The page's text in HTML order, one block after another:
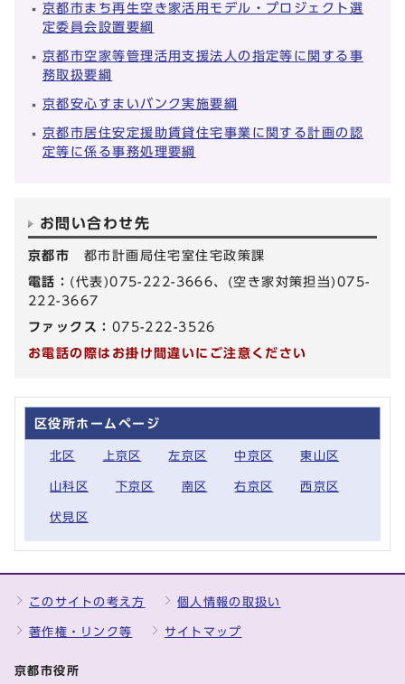
京都市まち再生空き家活用モデル・プロジェクト選
定委員会設置要綱
京都市空家等管理活用支援法人の指定等に関する事
務取扱要綱
京都安心すまいバンク実施要綱
京都市居住安定援助賃貸住宅事業に関する計画の認
定等に係る事務処理要綱
お問い合わせ先
京都市 都市計画局住宅室住宅政策課
電話： (代表)075-222-3666、(空き家対策担当)075-
222-3667
ファックス： 075-222-3526
お電話の際はお掛け間違いにご注意ください
区役所ホームページ
北区 上京区 左京区 中京区 東山区
山科区 下京区 南区 右京区 西京区
伏見区
このサイトの考え方 個人情報の取扱い
著作権・リンク等 サイトマップ
京都市役所